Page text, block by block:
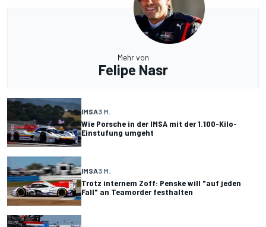
Mehr von
Felipe Nasr
IMSA3 M.
Wie Porsche in der IMSA mit der 1.100-Kilo-
Einstufung umgeht
IMSA3 M.
Trotz internem Zoff: Penske will "auf jeden
Fall" an Teamorder festhalten